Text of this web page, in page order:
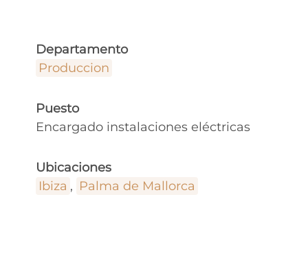
Departamento
Produccion
Puesto
Encargado instalaciones eléctricas
Ubicaciones
Ibiza , Palma de Mallorca